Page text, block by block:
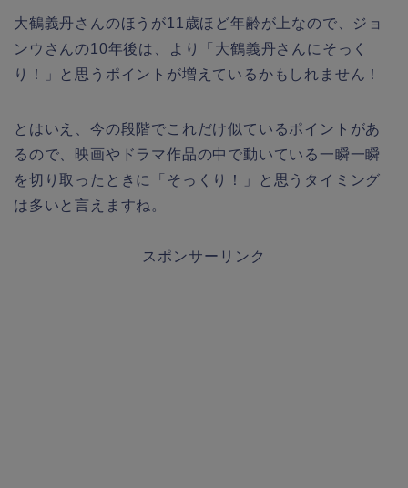
大鶴義丹さんのほうが11歳ほど年齢が上なので、ジョ
ンウさんの10年後は、より「大鶴義丹さんにそっく
り！」と思うポイントが増えているかもしれません！
とはいえ、今の段階でこれだけ似ているポイントがあ
るので、映画やドラマ作品の中で動いている一瞬一瞬
を切り取ったときに「そっくり！」と思うタイミング
は多いと言えますね。
スポンサーリンク